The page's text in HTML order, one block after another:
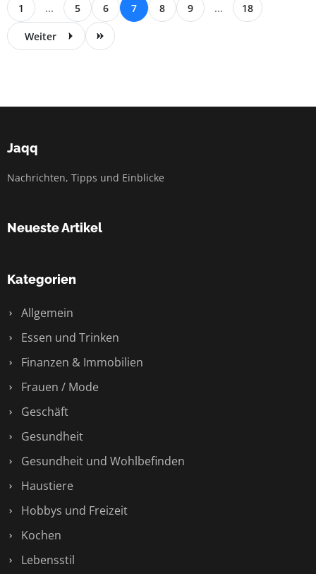
1 ... 5 6 7 8 9 ... 18
Weiter
Jaqq
Nachrichten, Tipps und Einblicke
Neueste Artikel
Kategorien
Allgemein
Essen und Trinken
Finanzen & Immobilien
Frauen / Mode
Geschäft
Gesundheit
Gesundheit und Wohlbefinden
Haustiere
Hobbys und Freizeit
Kochen
Lebensstil